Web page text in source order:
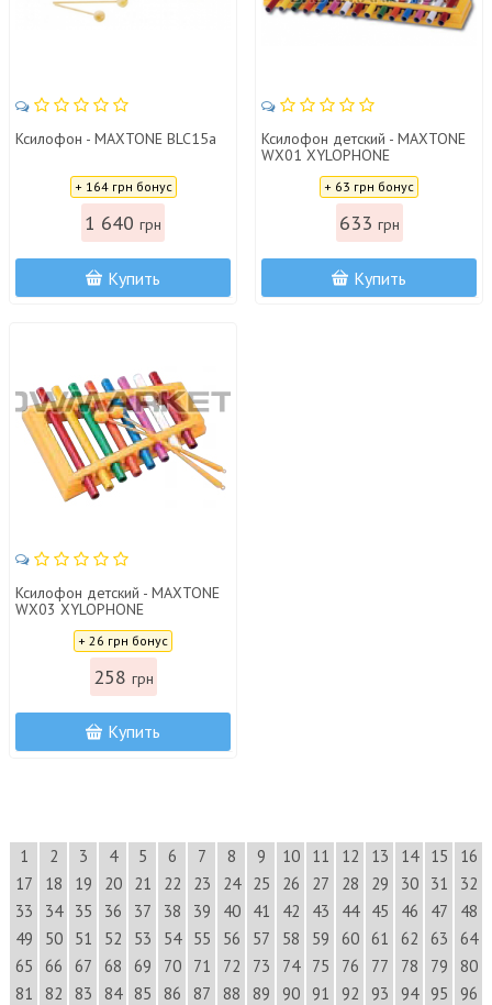
Ксилофон - MAXTONE BLC15a
+ 164 грн бонус
1 640 грн
Купить
Ксилофон детский - MAXTONE
WX01 XYLOPHONE
+ 63 грн бонус
633 грн
Купить
Ксилофон детский - MAXTONE
WX03 XYLOPHONE
+ 26 грн бонус
258 грн
Купить
1 2 3 4 5 6 7 8 9 10 11 12 13 14 15
16
17
18 19 20 21 22 23 24 25 26 27 28 29 30 31
32
33
34 35 36 37 38 39 40 41 42 43 44 45 46 47
48
49
50 51 52 53 54 55 56 57 58 59 60 61 62 63
64
65
66 67 68 69 70 71 72 73 74 75 76 77 78 79
80
81
82 83 84 85 86 87 88 89 90 91 92 93 94 95
96